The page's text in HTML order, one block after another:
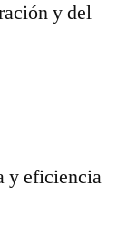
y del
y eficiencia